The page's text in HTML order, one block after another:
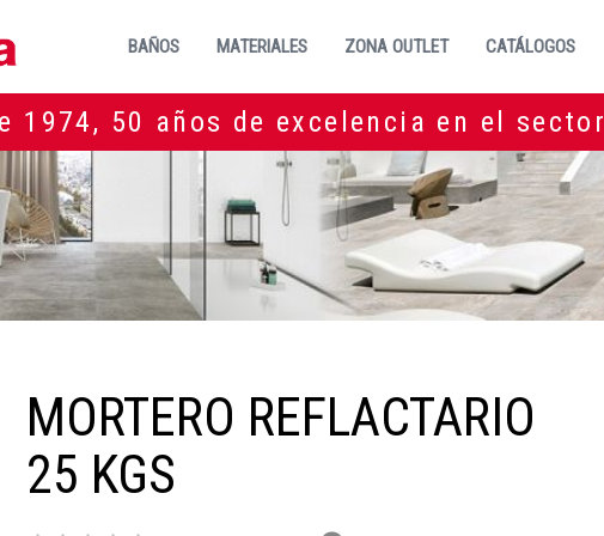
BAÑOS MATERIALES ZONA OUTLET CATÁLOGOS
1974, 50 años de excelencia en el sector
MORTERO REFLACTARIO
25 KGS